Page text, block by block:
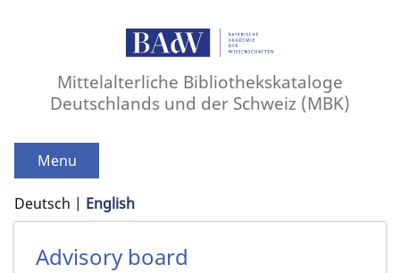
Mittelalterliche Bibliothekskataloge
Deutschlands und der Schweiz (MBK)
Menu
Deutsch English
Advisory board